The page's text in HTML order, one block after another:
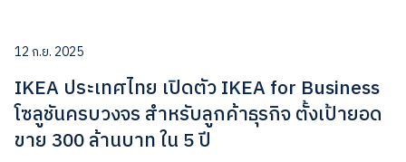
12 ก.ย. 2025
IKEA ประเทศไทย เปิดตัว IKEA for Business
โซลูชันครบวงจร สำหรับลูกค้าธุรกิจ ตั้งเป้ายอด
ขาย 300 ล้านบาท ใน 5 ปี